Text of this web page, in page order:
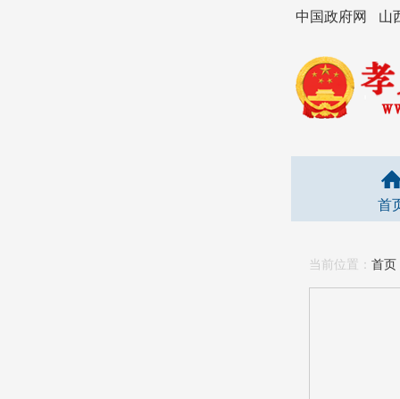
中国政府网 山
首
当前位置： 首页